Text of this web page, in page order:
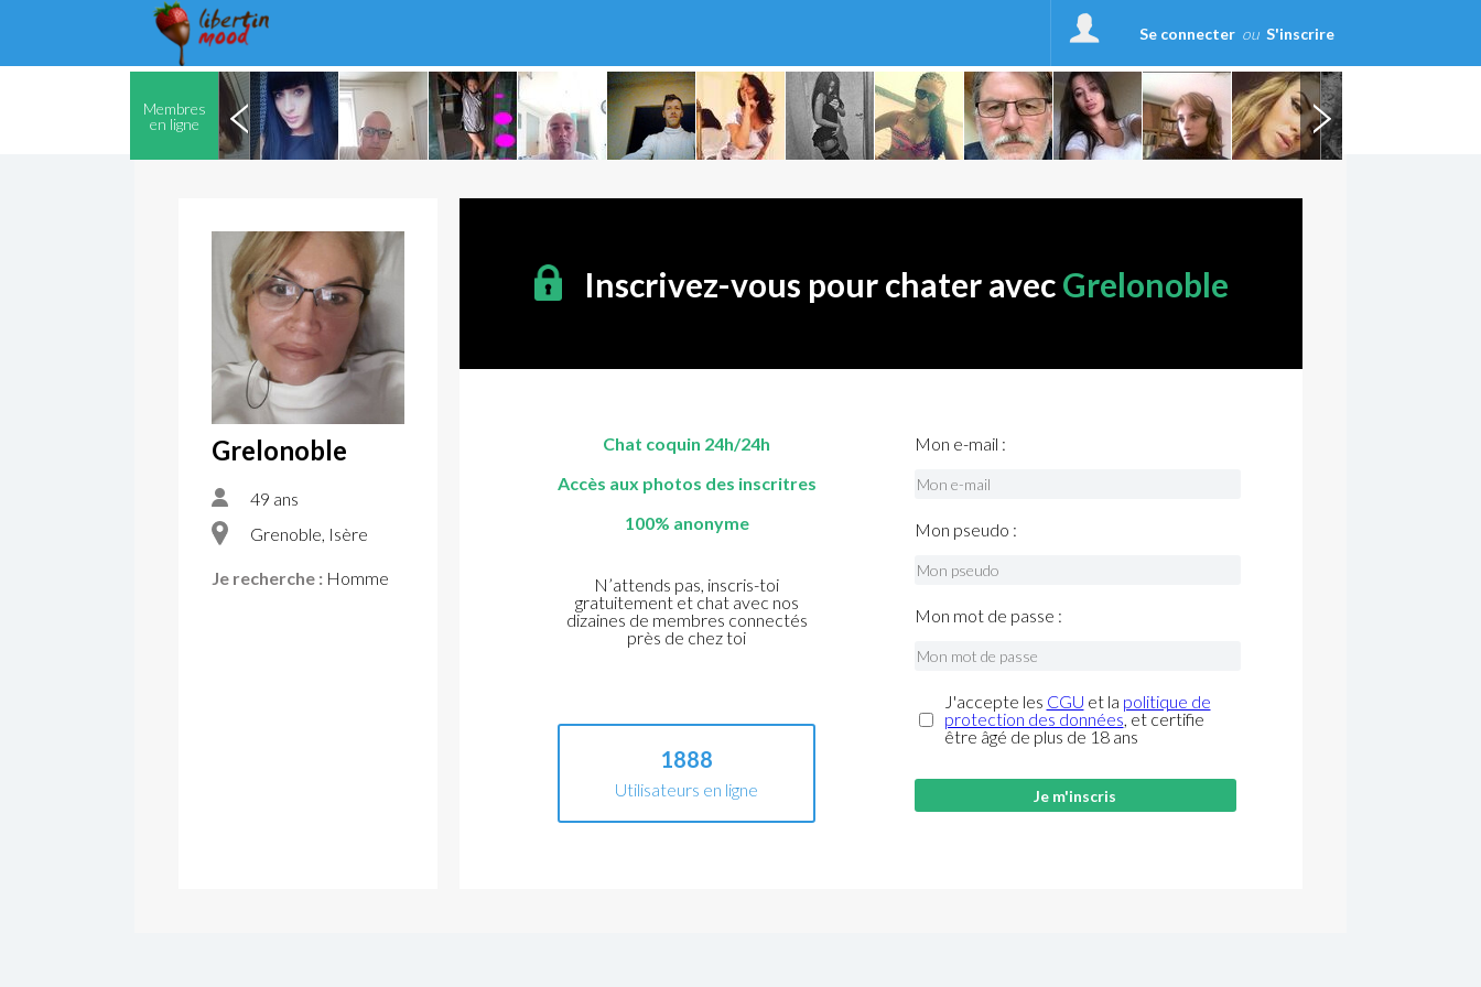
Se connecter ou S'inscrire
Membres
en ligne
Grelonoble
49 ans
Grenoble, Isère
Je recherche : Homme
Inscrivez-vous pour chater avecGrelonoble
Chat coquin 24h/24h
Accès aux photos des inscritres
100% anonyme
N’attends pas, inscris-toi
gratuitement et chat avec nos
dizaines de membres connectés
près de chez toi
1888
Utilisateurs en ligne
Mon e-mail :
Mon pseudo :
Mon mot de passe :
J'accepte les CGU et la politique de
protection des données, et certifie
être âgé de plus de 18 ans